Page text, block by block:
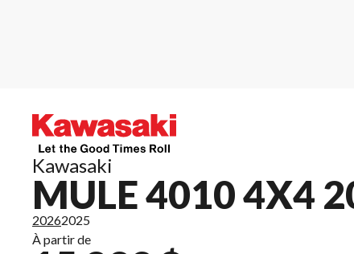
Kawasaki
MULE 4010 4X4
20262025
À partir de